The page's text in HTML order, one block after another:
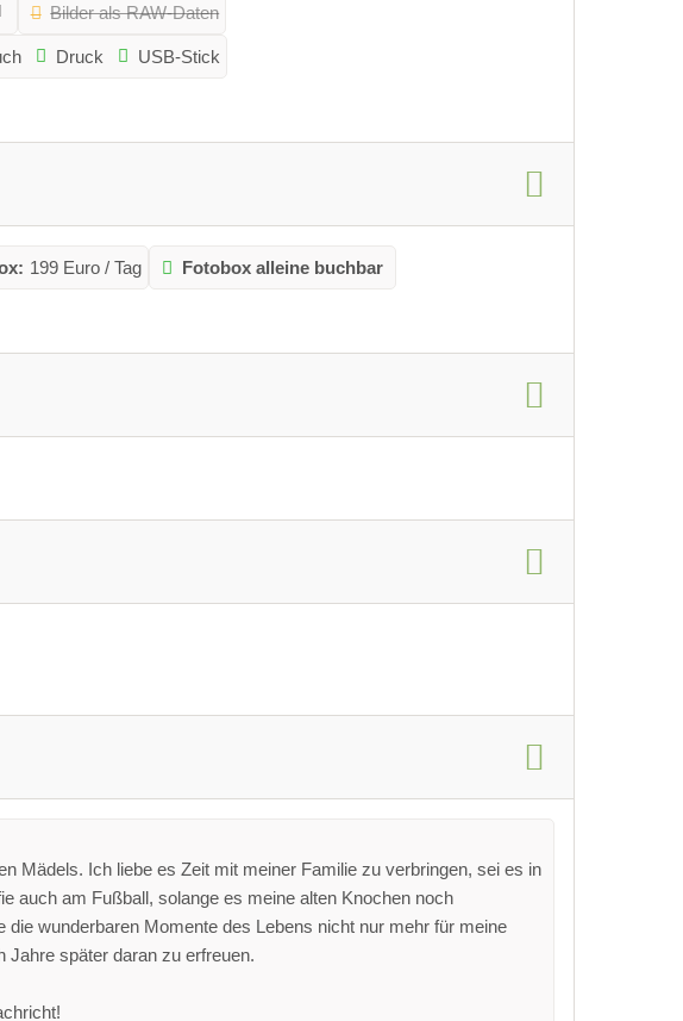
Bilder als RAW-Daten
Druck USB-Stick
199 Euro / Tag Fotobox alleine buchbar
Mädels. Ich liebe es Zeit mit meiner Familie zu verbringen, sei es in
auch am Fußball, solange es meine alten Knochen noch
wunderbaren Momente des Lebens nicht nur mehr für meine
Jahre später daran zu erfreuen.